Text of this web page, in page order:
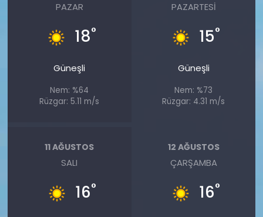
PAZAR
18°
Güneşli
Nem: %64
Rüzgar: 5.11 m/s
PAZARTESI
15°
Güneşli
Nem: %73
Rüzgar: 4.31 m/s
11 AĞUSTOS
SALI
16°
12 AĞUSTOS
ÇARŞAMBA
16°